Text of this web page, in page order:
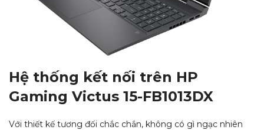
Hệ thống kết nối trên HP
Gaming Victus 15-FB1013DX
Với thiết kế tương đối chắc chắn, không có gì ngạc nhiên